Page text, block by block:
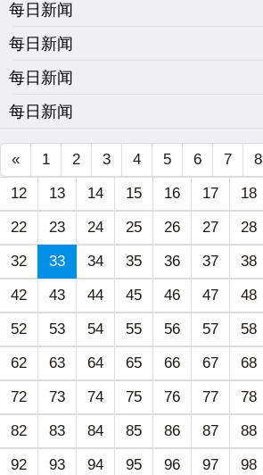
每日新闻
每日新闻
每日新闻
每日新闻
« 1 2 3 4 5 6 7 8
12
13 14 15 16 17 18
22
23 24 25 26 27 28
32
33 34 35 36 37 38
42
43 44 45 46 47 48
52
53 54 55 56 57 58
62
63 64 65 66 67 68
72
73 74 75 76 77 78
82
83 84 85 86 87 88
92
93 94 95 96 97 98